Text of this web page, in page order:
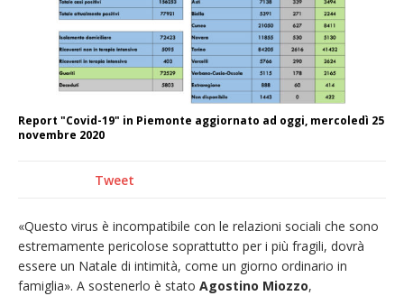
Dieci anni fa l’ingresso a Vercelli
dell’arcivescovo mons. Marco Arnolfo
Report "Covid-19" in Piemonte aggiornato ad oggi, mercoledì 25
novembre 2020
Tweet
«Questo virus è incompatibile con le relazioni sociali che sono
estremamente pericolose soprattutto per i più fragili, dovrà
essere un Natale di intimità, come un giorno ordinario in
famiglia». A sostenerlo è stato Agostino Miozzo,